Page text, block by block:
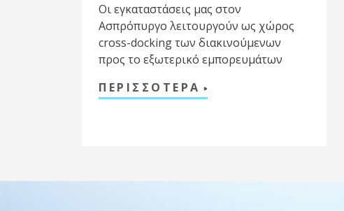
Οι εγκαταστάσεις μας στον
Ασπρόπυργο λειτουργούν ως χώρος
cross-docking των διακινούμενων
προς το εξωτερικό εμπορευμάτων
ΠΕΡΙΣΣΟΤΕΡΑ